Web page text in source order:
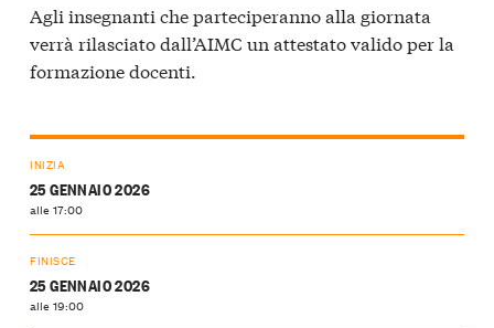
Agli insegnanti che parteciperanno alla giornata
verrà rilasciato dall’AIMC un attestato valido per la
formazione docenti.
INIZIA
25 GENNAIO 2026
alle 17:00
FINISCE
25 GENNAIO 2026
alle 19:00